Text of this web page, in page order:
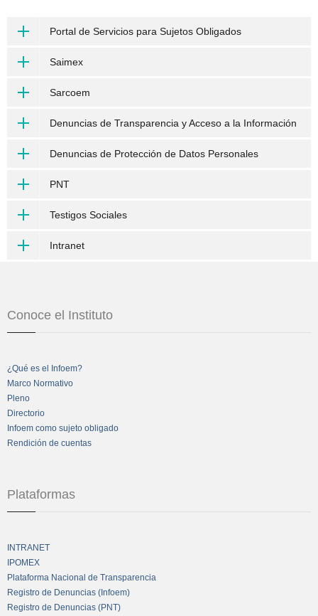
Portal de Servicios para Sujetos Obligados
Saimex
Sarcoem
Denuncias de Transparencia y Acceso a la Información
Denuncias de Protección de Datos Personales
PNT
Testigos Sociales
Intranet
Conoce el Instituto
¿Qué es el Infoem?
Marco Normativo
Pleno
Directorio
Infoem como sujeto obligado
Rendición de cuentas
Plataformas
INTRANET
IPOMEX
Plataforma Nacional de Transparencia
Registro de Denuncias (Infoem)
Registro de Denuncias (PNT)